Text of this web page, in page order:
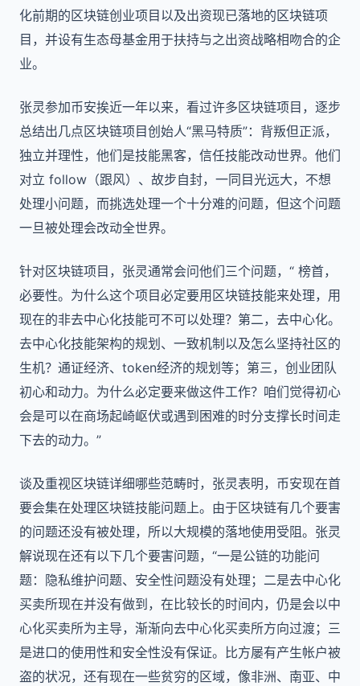
化前期的区块链创业项目以及出资现已落地的区块链项
目，并设有生态母基金用于扶持与之出资战略相吻合的企
业。
张灵参加币安挨近一年以来，看过许多区块链项目，逐步
总结出几点区块链项目创始人“黑马特质”：背叛但正派，
独立并理性，他们是技能黑客，信任技能改动世界。他们
对立 follow（跟风）、故步自封，一同目光远大，不想
处理小问题，而挑选处理一个十分难的问题，但这个问题
一旦被处理会改动全世界。
针对区块链项目，张灵通常会问他们三个问题，“ 榜首，
必要性。为什么这个项目必定要用区块链技能来处理，用
现在的非去中心化技能可不可以处理？第二，去中心化。
去中心化技能架构的规划、一致机制以及怎么坚持社区的
生机？通证经济、token经济的规划等；第三，创业团队
初心和动力。为什么必定要来做这件工作？咱们觉得初心
会是可以在商场起崎岖伏或遇到困难的时分支撑长时间走
下去的动力。”
谈及重视区块链详细哪些范畴时，张灵表明，币安现在首
要会集在处理区块链技能问题上。由于区块链有几个要害
的问题还没有被处理，所以大规模的落地使用受阻。张灵
解说现在还有以下几个要害问题，“一是公链的功能问
题：隐私维护问题、安全性问题没有处理；二是去中心化
买卖所现在并没有做到，在比较长的时间内，仍是会以中
心化买卖所为主导，渐渐向去中心化买卖所方向过渡；三
是进口的使用性和安全性没有保证。比方屡有产生帐户被
盗的状况，还有现在一些贫穷的区域，像非洲、南亚、中